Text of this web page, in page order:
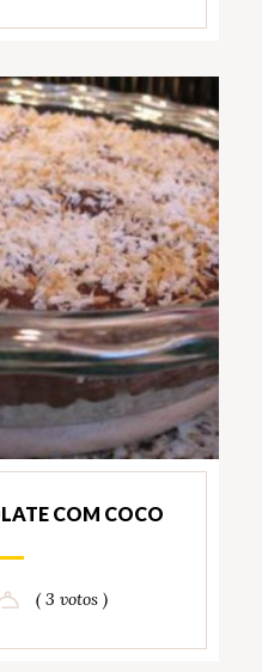
COM COCO
( 3 votos )